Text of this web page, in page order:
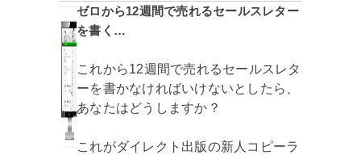
ゼロから12週間で売れるセールスレター
を書く…
これから12週間で売れるセールスレタ
ーを書かなければいけないとしたら、
あなたはどうしますか？
これがダイレクト出版の新人コピーラ